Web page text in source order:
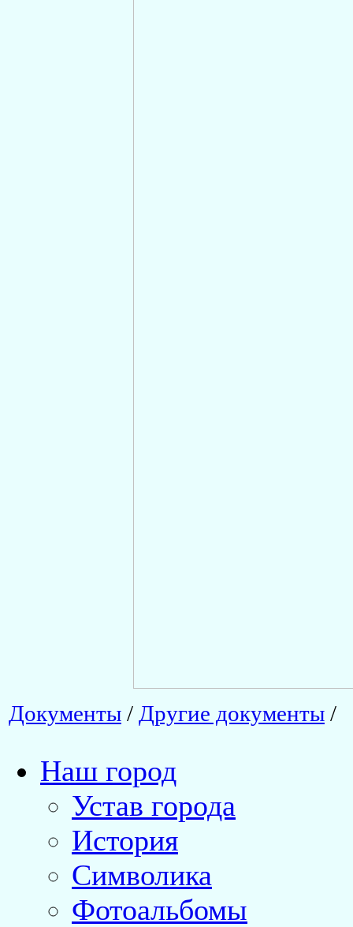
Документы / Другие документы /
Наш город
Устав города
История
Символика
Фотоальбомы